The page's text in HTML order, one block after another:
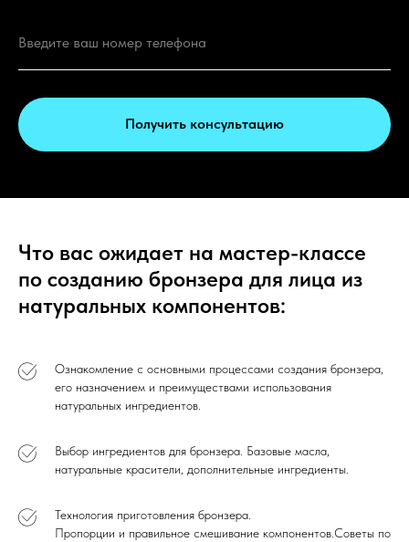
Получить консультацию
Что вас ожидает на мастер-классе
по созданию бронзера для лица из
натуральных компонентов:
Ознакомление с основными процессами создания бронзера,
его назначением и преимуществами использования
натуральных ингредиентов.
Выбор ингредиентов для бронзера. Базовые масла,
натуральные красители, дополнительные ингредиенты.
Технология приготовления бронзера.
Пропорции и правильное смешивание компонентов.Советы по